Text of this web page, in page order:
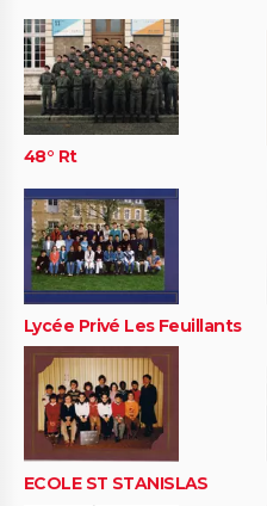
48° Rt
Lycée Privé Les Feuillants
ECOLE ST STANISLAS